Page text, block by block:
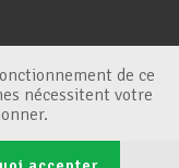
de ce
nécessitent votre